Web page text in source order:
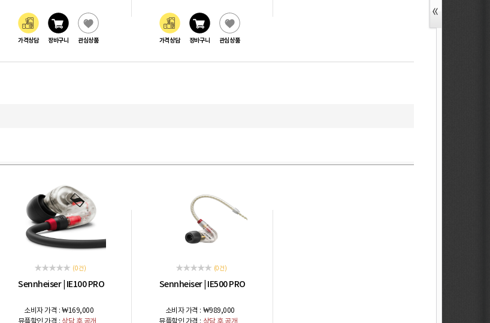
가격상담 장바구니 관심상품 가격상담 장바구니 관심상품
(0 건)
Sennheiser IE100 PRO
소비자 가격 : ₩169,000
(0 건)
Sennheiser IE500 PRO
소비자 가격 : ₩989,000